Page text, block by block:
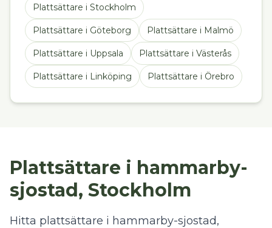
Plattsättare i Stockholm
Plattsättare i Göteborg Plattsättare i Malmö
Plattsättare i Uppsala Plattsättare i Västerås
Plattsättare i Linköping Plattsättare i Örebro
Plattsättare i hammarby-
sjostad, Stockholm
Hitta plattsättare i hammarby-sjostad,